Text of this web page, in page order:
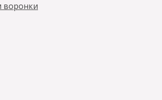
воронки